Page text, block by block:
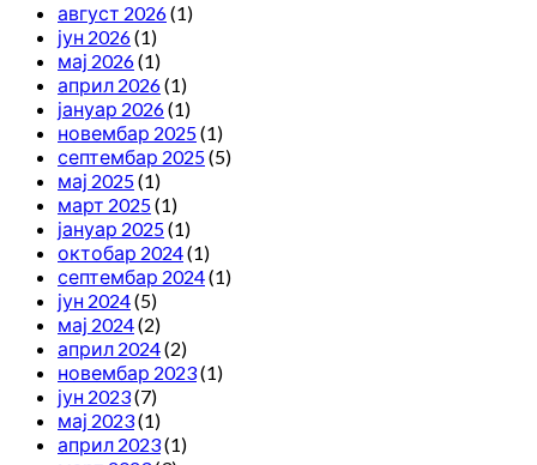
август 2026(1)
јун 2026(1)
мај 2026(1)
април 2026(1)
јануар 2026(1)
новембар 2025(1)
септембар 2025(5)
мај 2025(1)
март 2025(1)
јануар 2025(1)
октобар 2024(1)
септембар 2024(1)
јун 2024(5)
мај 2024(2)
април 2024(2)
новембар 2023(1)
јун 2023(7)
мај 2023(1)
април 2023(1)